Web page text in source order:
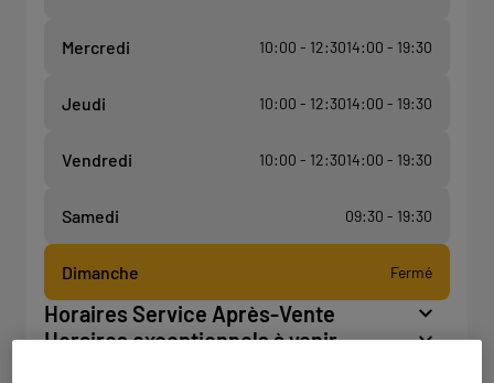
Mercredi 10:00 - 12:3014:00 - 19:30
Jeudi 10:00 - 12:3014:00 - 19:30
Vendredi 10:00 - 12:3014:00 - 19:30
Samedi 09:30 - 19:30
Dimanche Fermé
Horaires Service Après-Vente
Horaires exceptionnels à venir